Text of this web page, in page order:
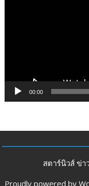
00:00
สตาร์นิวส์ ข่า
Proudly powered by